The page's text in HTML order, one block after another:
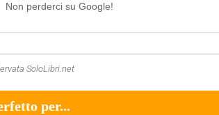
Non perderci su Google!
SoloLibri.net
per...